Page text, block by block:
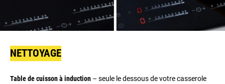
NETTOYAGE
Table de cuisson à induction – seule le dessous de votre casserole